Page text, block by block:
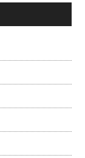
01:04